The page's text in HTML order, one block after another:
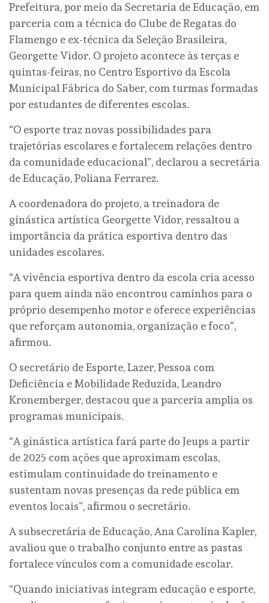
Prefeitura, por meio da Secretaria de Educação, em
parceria com a técnica do Clube de Regatas do
Flamengo e ex-técnica da Seleção Brasileira,
Georgette Vidor. O projeto acontece às terças e
quintas-feiras, no Centro Esportivo da Escola
Municipal Fábrica do Saber, com turmas formadas
por estudantes de diferentes escolas.
“O esporte traz novas possibilidades para
trajetórias escolares e fortalecem relações dentro
da comunidade educacional”, declarou a secretária
de Educação, Poliana Ferrarez.
A coordenadora do projeto, a treinadora de
ginástica artística Georgette Vidor, ressaltou a
importância da prática esportiva dentro das
unidades escolares.
“A vivência esportiva dentro da escola cria acesso
para quem ainda não encontrou caminhos para o
próprio desempenho motor e oferece experiências
que reforçam autonomia, organização e foco”,
afirmou.
O secretário de Esporte, Lazer, Pessoa com
Deficiência e Mobilidade Reduzida, Leandro
Kronemberger, destacou que a parceria amplia os
programas municipais.
“A ginástica artística fará parte do Jeups a partir
de 2025 com ações que aproximam escolas,
estimulam continuidade do treinamento e
sustentam novas presenças da rede pública em
eventos locais”, afirmou o secretário.
A subsecretária de Educação, Ana Carolina Kapler,
avaliou que o trabalho conjunto entre as pastas
fortalece vínculos com a comunidade escolar.
“Quando iniciativas integram educação e esporte,